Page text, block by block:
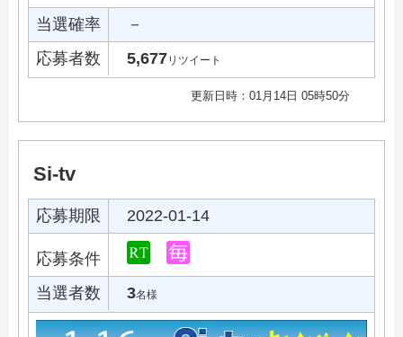
当選確率
－
応募者数
5,677リツイート
更新日時：01月14日 05時50分
Si-tv
応募期限 2022-01-14
応募条件
当選者数
3名様